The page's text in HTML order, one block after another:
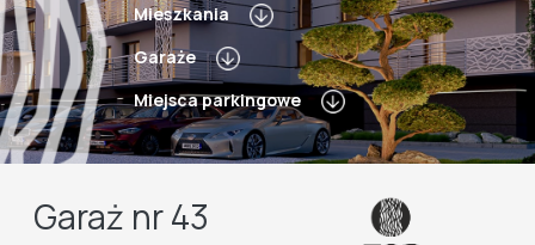
Mieszkania
Garaże
Miejsca parkingowe
Garaż nr 43